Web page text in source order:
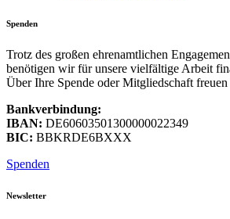
Spenden
Trotz des großen ehrenamtlichen
benötigen wir für unsere vielfältige Arbeit
Über Ihre Spende oder Mitgliedschaft freuen
Bankverbindung:
IBAN: DE60603501300000022349
BIC: BBKRDE6BXXX
Spenden
Newsletter